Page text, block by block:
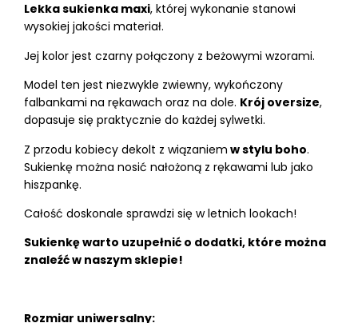
Lekka sukienka maxi, której wykonanie stanowi
wysokiej jakości materiał.
Jej kolor jest czarny połączony z beżowymi wzorami.
Model ten jest niezwykle zwiewny, wykończony
falbankami na rękawach oraz na dole. Krój oversize,
dopasuje się praktycznie do każdej sylwetki.
Z przodu kobiecy dekolt z wiązaniem w stylu boho.
Sukienkę można nosić nałożoną z rękawami lub jako
hiszpankę.
Całość doskonale sprawdzi się w letnich lookach!
Sukienkę warto uzupełnić o dodatki, które można
znaleźć w naszym sklepie!
Rozmiar uniwersalny: